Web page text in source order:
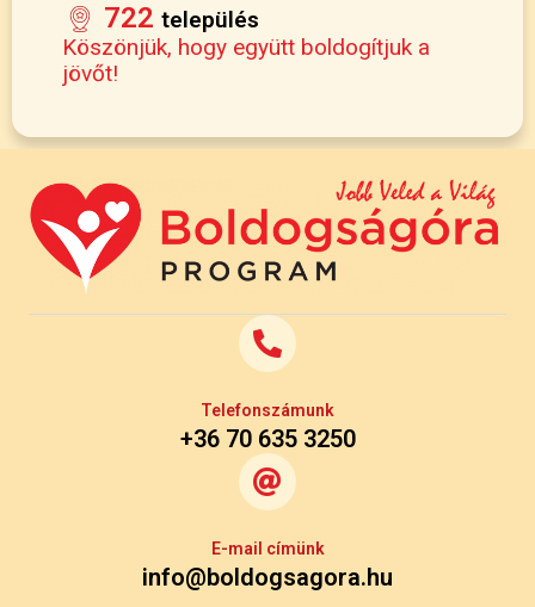
722 település
Köszönjük, hogy együtt boldogítjuk a
jövőt!
Telefonszámunk
+36 70 635 3250
E-mail címünk
info@boldogsagora.hu